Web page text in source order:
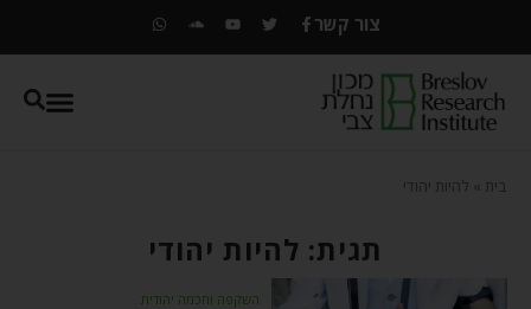
צור קשר
בית להיות יהודי
תגית: להיות יהודי
השקפה וחכמה יהודית